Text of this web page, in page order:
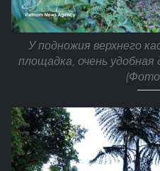
У подножия верхнего
площадка, очень